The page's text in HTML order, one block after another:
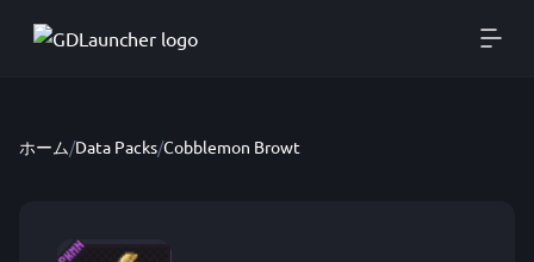
ホーム/Data Packs/Cobblemon Browt